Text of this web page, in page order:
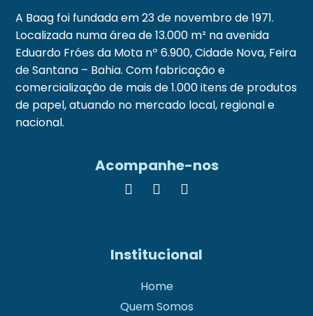
A Baag foi fundada em 23 de novembro de 1971.
Localizada numa área de 13.000 m² na avenida
Eduardo Fróes da Mota nº 6.900, Cidade Nova, Feira
de Santana – Bahia. Com fabricação e
comercialização de mais de 1.000 itens de produtos
de papel, atuando no mercado local, regional e
nacional.
Acompanhe-nos
Institucional
Home
Quem Somos